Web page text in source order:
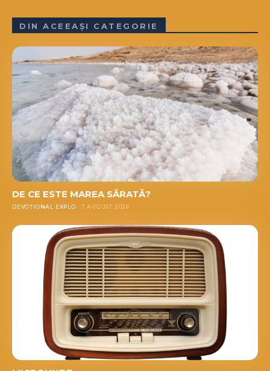
DIN ACEEAȘI CATEGORIE
DE CE ESTE MAREA SĂRATĂ?
DEVOȚIONAL EXPLO 7 AUGUST 2026